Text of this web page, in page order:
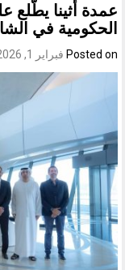
عمدة أثينا يطّلع
الحكومية في
Posted on فبراير 1, 2026